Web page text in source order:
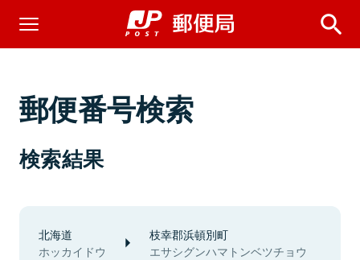
郵便番号検索
検索結果
北海道
ホッカイドウ
枝幸郡浜頓別町
エサシグンハマトンベツチョウ